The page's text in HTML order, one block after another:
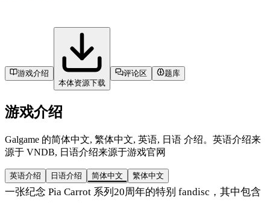
游戏介绍
本体资源下载
评论区 题库
游戏介绍
Galgame 的简体中文, 繁体中文, 英语, 日语 介绍。英语介绍来
源于 VNDB, 日语介绍来源于游戏官网
英语介绍 日语介绍 简体中文 繁体中文
一张纪念 Pia Carrot 系列20周年的特别 fandisc，其中包含